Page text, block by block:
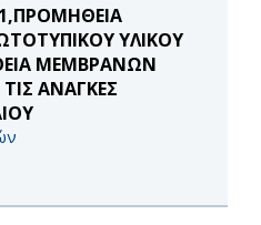
ΥΛΙΚΟΥ
ΜΕΜΒΡΑΝΩΝ
ΤΙΣ ΑΝΑΓΚΕΣ